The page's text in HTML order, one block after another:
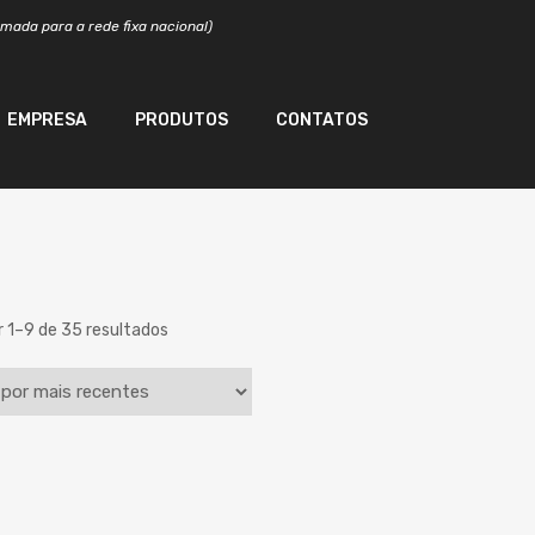
para a rede fixa nacional)
EMPRESA PRODUTOS CONTATOS
1–9 de 35 resultados